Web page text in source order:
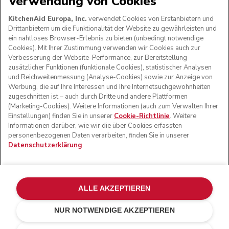
Porcelain white
CHF 1499.-
FOLGEN SIE UNS
© KitchenAid 2026 - Alle Rechte vorbehalten. KitchenAid
und das Design der Küchenmaschine sind eingetragene
Marken in den USA und in anderen Ländern.
Online-Schlichtung
KitchenAid Europa, Inc. verwendet Cookies von Erstanbietern und
Drittanbietern um die Funktionalität der Website zu gewährleisten und
ein nahtloses Browser-Erlebnis zu bieten (unbedingt notwendige
Cookies). Mit Ihrer Zustimmung verwenden wir Cookies auch zur
Verbesserung der Website-Performance, zur Bereitstellung
zusätzlicher Funktionen (funktionale Cookies), statistischer Analysen
und Reichweitenmessung (Analyse-Cookies) sowie zur Anzeige von
Werbung, die auf Ihre Interessen und Ihre Internetsuchgewohnheiten
zugeschnitten ist – auch durch Dritte und andere Plattformen
(Marketing-Cookies). Weitere Informationen (auch zum Verwalten Ihrer
Einstellungen) finden Sie in unserer Cookie-Richtlinie. Weitere
Informationen darüber, wie wir die über Cookies erfassten
personenbezogenen Daten verarbeiten, finden Sie in unserer
Datenschutzerklärung.
NUR NOTWENDIGE AKZEPTIEREN
ALLE AKZEPTIEREN